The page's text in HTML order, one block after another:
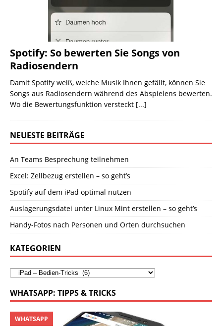
Spotify: So bewerten Sie Songs von
Radiosendern
Damit Spotify weiß, welche Musik Ihnen gefällt, können Sie
Songs aus Radiosendern während des Abspielens bewerten.
Wo die Bewertungsfunktion versteckt [...]
NEUESTE BEITRÄGE
An Teams Besprechung teilnehmen
Excel: Zellbezug erstellen – so geht’s
Spotify auf dem iPad optimal nutzen
Auslagerungsdatei unter Linux Mint erstellen – so geht’s
Handy-Fotos nach Personen und Orten durchsuchen
KATEGORIEN
WHATSAPP: TIPPS & TRICKS
WHATSAPP